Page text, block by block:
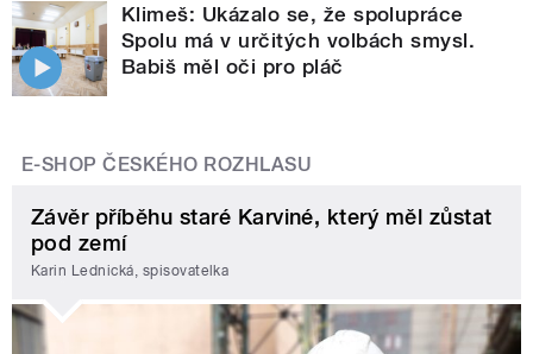
Klimeš: Ukázalo se, že spolupráce
Spolu má v určitých volbách smysl.
Babiš měl oči pro pláč
E-SHOP ČESKÉHO ROZHLASU
Závěr příběhu staré Karviné, který měl zůstat
pod zemí
Karin Lednická, spisovatelka